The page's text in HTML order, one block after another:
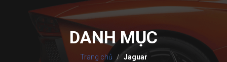
DANH MỤC
Trang chủ Jaguar